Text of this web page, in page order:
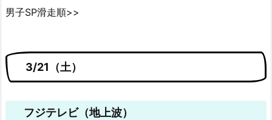
男子SP滑走順>>
3/21（土）
フジテレビ（地上波）